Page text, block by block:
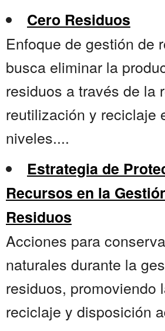
Cero Residuos
Enfoque de gestión de
busca eliminar la
residuos a través de la
reutilización y reciclaje
niveles....
Estrategia de
Recursos en la
Residuos
Acciones para
naturales durante la
residuos, promoviendo
reciclaje y disposición